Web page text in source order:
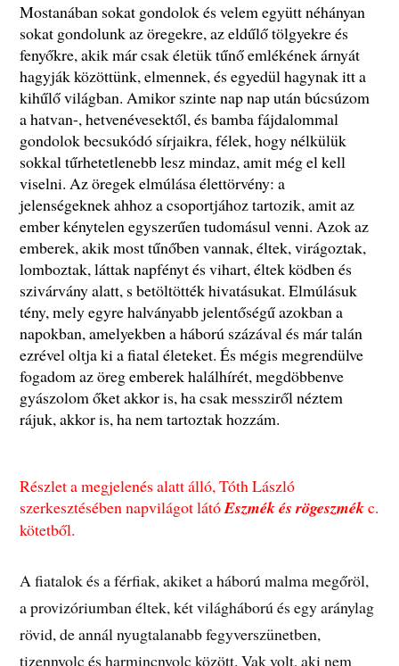
Mostanában sokat gondolok és velem együtt néhányan
sokat gondolunk az öregekre, az eldűlő tölgyekre és
fenyőkre, akik már csak életük tűnő emlékének árnyát
hagyják közöttünk, elmennek, és egyedül hagynak itt a
kihűlő világban. Amikor szinte nap nap után búcsúzom
a hatvan-, hetvenévesektől, és bamba fájdalommal
gondolok becsukódó sírjaikra, félek, hogy nélkülük
sokkal tűrhetetlenebb lesz mindaz, amit még el kell
viselni. Az öregek elmúlása élettörvény: a
jelenségeknek ahhoz a csoportjához tartozik, amit az
ember kénytelen egyszerűen tudomásul venni. Azok az
emberek, akik most tűnőben vannak, éltek, virágoztak,
lomboztak, láttak napfényt és vihart, éltek ködben és
szivárvány alatt, s betöltötték hivatásukat. Elmúlásuk
tény, mely egyre halványabb jelentőségű azokban a
napokban, amelyekben a háború százával és már talán
ezrével oltja ki a fiatal életeket. És mégis megrendülve
fogadom az öreg emberek halálhírét, megdöbbenve
gyászolom őket akkor is, ha csak messziről néztem
rájuk, akkor is, ha nem tartoztak hozzám.
Részlet a megjelenés alatt álló, Tóth László
szerkesztésében napvilágot látóEszmék és rögeszmékc.
kötetből.
A fiatalok és a férfiak, akiket a háború malma megőröl,
a provizóriumban éltek, két világháború és egy aránylag
rövid, de annál nyugtalanabb fegyverszünetben,
tizennyolc és harmincnyolc között. Vak volt, aki nem